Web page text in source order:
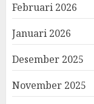
Februari 2026
Januari 2026
Desember 2025
November 2025